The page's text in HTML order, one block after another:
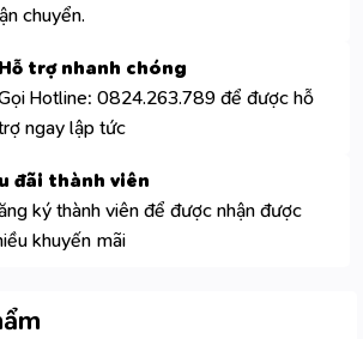
chuyển.
Hỗ trợ nhanh chóng
Hotline: 0824.263.789 để được hỗ
ngay lập tức
đãi thành viên
ký thành viên để được nhận được
khuyến mãi